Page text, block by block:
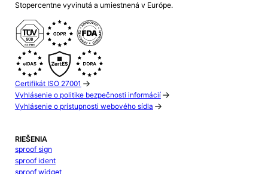
Stopercentne vyvinutá a umiestnená v Európe.
Certifikát ISO 27001
Vyhlásenie o politike bezpečnosti informácií
Vyhlásenie o prístupnosti webového sídla
RIEŠENIA
sproof sign
sproof ident
sproof widget